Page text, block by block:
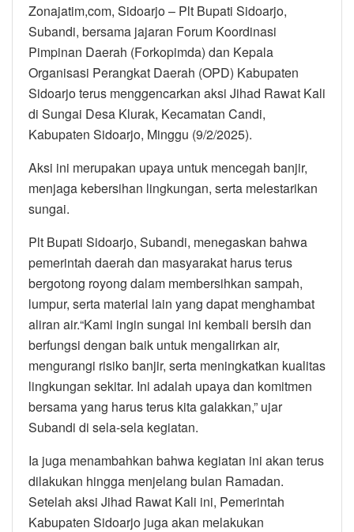
Zonajatim,com, Sidoarjo – Plt Bupati Sidoarjo,
Subandi, bersama jajaran Forum Koordinasi
Pimpinan Daerah (Forkopimda) dan Kepala
Organisasi Perangkat Daerah (OPD) Kabupaten
Sidoarjo terus menggencarkan aksi Jihad Rawat Kali
di Sungai Desa Klurak, Kecamatan Candi,
Kabupaten Sidoarjo, Minggu (9/2/2025).
Aksi ini merupakan upaya untuk mencegah banjir,
menjaga kebersihan lingkungan, serta melestarikan
sungai.
Plt Bupati Sidoarjo, Subandi, menegaskan bahwa
pemerintah daerah dan masyarakat harus terus
bergotong royong dalam membersihkan sampah,
lumpur, serta material lain yang dapat menghambat
aliran air.“Kami ingin sungai ini kembali bersih dan
berfungsi dengan baik untuk mengalirkan air,
mengurangi risiko banjir, serta meningkatkan kualitas
lingkungan sekitar. Ini adalah upaya dan komitmen
bersama yang harus terus kita galakkan,” ujar
Subandi di sela-sela kegiatan.
Ia juga menambahkan bahwa kegiatan ini akan terus
dilakukan hingga menjelang bulan Ramadan.
Setelah aksi Jihad Rawat Kali ini, Pemerintah
Kabupaten Sidoarjo juga akan melakukan